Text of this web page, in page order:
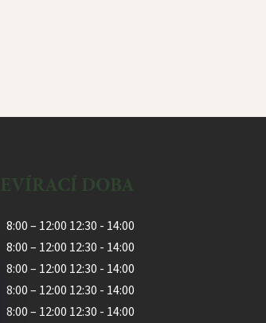
DOBA
8:00 – 12:00 12:30 - 14:00
8:00 – 12:00 12:30 - 14:00
8:00 – 12:00 12:30 - 14:00
8:00 – 12:00 12:30 - 14:00
8:00 – 12:00 12:30 - 14:00